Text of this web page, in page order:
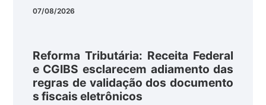
07/08/2026
Reforma Tributária: Receita Federal
e CGIBS esclarecem adiamento das
regras de validação dos documento
s fiscais eletrônicos